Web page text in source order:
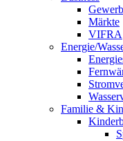
Märkte
VIFRA
Energie/
Familie &